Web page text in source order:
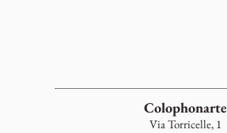
Colophonarte
Via Torricelle, 1